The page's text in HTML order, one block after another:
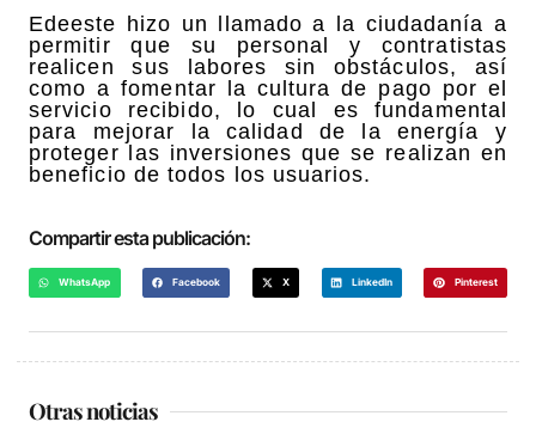
Edeeste hizo un llamado a la ciudadanía a
permitir que su personal y contratistas
realicen sus labores sin obstáculos, así
como a fomentar la cultura de pago por el
servicio recibido, lo cual es fundamental
para mejorar la calidad de la energía y
proteger las inversiones que se realizan en
beneficio de todos los usuarios.
Compartir esta publicación:
WhatsApp Facebook X LinkedIn Pinterest
Otras noticias